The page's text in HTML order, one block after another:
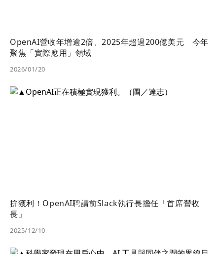
OpenAI營收年增逾2倍、2025年超過200億美元 今年
聚焦「實際應用」領域
2026/01/20
拚獲利！OpenAI聘請前Slack執行長擔任「首席營收
長」
2025/12/10